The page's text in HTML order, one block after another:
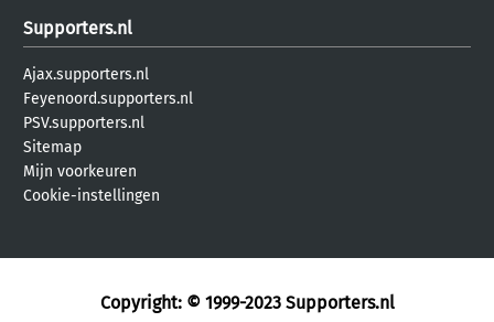
Supporters.nl
Ajax.supporters.nl
Feyenoord.supporters.nl
PSV.supporters.nl
Sitemap
Mijn voorkeuren
Cookie-instellingen
Copyright: © 1999-2023 Supporters.nl